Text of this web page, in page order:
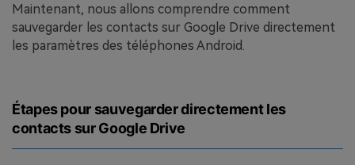
Maintenant, nous allons comprendre comment
sauvegarder les contacts sur Google Drive directement
les paramètres des téléphones Android.
Étapes pour sauvegarder directement les
contacts sur Google Drive